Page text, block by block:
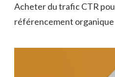
Acheter du trafic CTR
référencement organique